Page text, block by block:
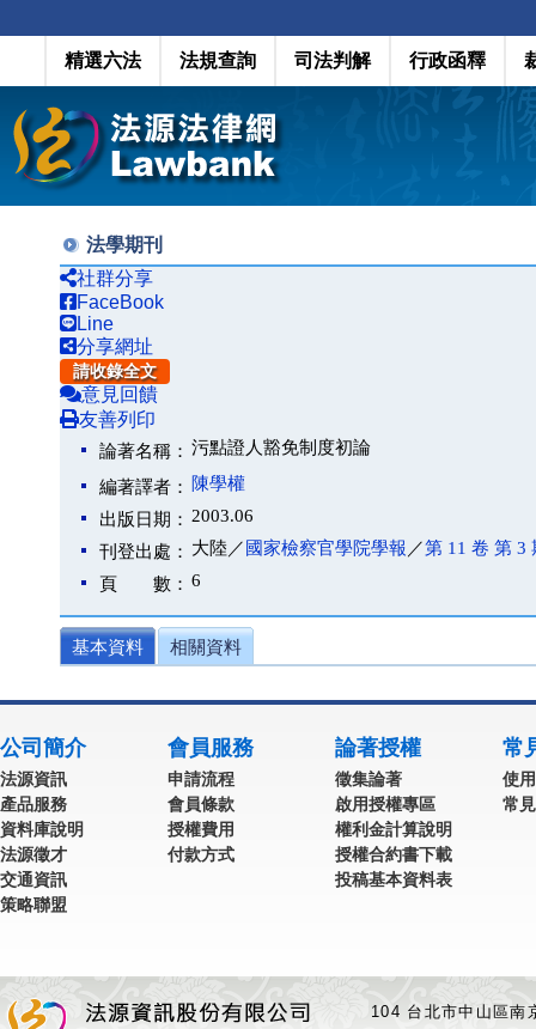
精選六法 法規查詢 司法判解 行政函釋
法學期刊
社群分享
FaceBook
Line
分享網址
請收錄全文
意見回饋
友善列印
論著名稱： 污點證人豁免制度初論
編著譯者：
陳學權
出版日期： 2003.06
刊登出處： 大陸／ 國家檢察官學院學報 ／第 11 卷 第 3
頁 數： 6
基本資料 相關資料
公司簡介
法源資訊
產品服務
資料庫說明
法源徵才
交通資訊
策略聯盟
會員服務
申請流程
會員條款
授權費用
付款方式
論著授權
徵集論著
啟用授權專區
權利金計算說明
授權合約書下載
投稿基本資料表
常
使
常
104 台北市中山區